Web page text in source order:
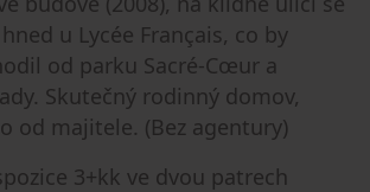
u Lycée Français, co by
od parku Sacré-Cœur a
Skutečný rodinný domov,
od majitele. (Bez agentury)
3+kk ve dvou patrech